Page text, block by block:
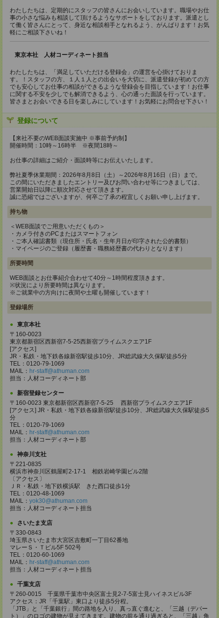
わたしたちは、定期的にスタッフの皆さんにお会いしています。職場やお仕
事の小さな悩みも相談して頂けるようなサポートをしております。派遣とし
て働く皆さんにとって、身近な相談相手となれるよう、がんばります！お気
軽にご相談下さいね！
東京本社 人材コーディネート担当
わたしたちは、「満足していただける登録会」の運営を心掛けておりま
す。！スタッフの方、１人１人との出会いを大切に、派遣登録が初めての方
でも安心してお仕事の相談ができるような登録会を目指しています！お仕事
に関する不安を少しでも解消できるよう、心の通った面談を行っています。
皆さまとお会いできる日を楽しみにしています！お気軽にお問合せ下さい！
登録について
【来社不要のWEB面談実施中 ※事前予約制】
開催時間：10時～16時半 ※夜間18時～
お仕事の詳細はご紹介・面談時等にお伝えいたします。
弊社夏季休業期間：2026年8月8日（土）～2026年8月16日（日）まで。
この間にいただきましたエントリー及びお問い合わせ等につきましては、
営業開始日以降に順次対応させて頂きます。
誠に恐縮ではございますが、何卒ご了承の程宜しくお願い申し上げます。
持ち物
＜WEB面談でご用意いただくもの＞
・カメラ付きのPCまたはスマートフォン
・ご本人確認書類（現住所・氏名・生年月日が印字された公的書類）
・マイページのご登録（履歴書・職務経歴書の代わりとなります）
所要時間
WEB面談とお仕事紹介合わせて40分～1時間程度頂きます。
※状況により所要時間は異なります。
※ご就業中の方向けに夜間や土曜も開催しています！
登録場所
東京本社
〒160-0023
東京都新宿区西新宿7-5-25西新宿プライムスクエア1F
[アクセス]
JR・私鉄・地下鉄各線新宿駅徒歩10分、JR総武線大久保駅徒歩5分
TEL：0120-79-1069
MAIL： hr-staff@athuman.com
担当：人材コーディネート部
新宿登録センター
〒160-0023 東京都新宿区西新宿7-5-25 西新宿プライムスクエア1F
[アクセス] JR・私鉄・地下鉄各線新宿駅徒歩10分、JR総武線大久保駅徒歩5
分
TEL：0120-79-1069
MAIL： hr-staff@athuman.com
担当：人材コーディネート部
神奈川支社
〒221-0835
横浜市神奈川区鶴屋町2-17-1 相鉄岩崎学園ビル2階
〔アクセス〕
ＪＲ・私鉄・地下鉄横浜駅 きた西口徒歩1分
TEL：0120-48-1069
MAIL： yok30@athuman.com
担当：人材コーディネート担当
さいたま支店
〒330-0843
埼玉県さいたま市大宮区吉敷町一丁目62番地
マレーＳ・Ｔビル5F 502号
TEL：0120-60-1069
MAIL： hr-staff@athuman.com
担当：人材コーディネート担当
千葉支店
〒260-0015 千葉県千葉市中央区富士見2-7-5富士見ハイネスビル3F
アクセス：JR「千葉駅」東口より徒歩5分程。
「JTB」と「千葉銀行」間の路地を入り、真っ直ぐ進むと、「三越（デパー
ト）」のロゴの建物が見えてきます。建物の前を通り過ぎると、「三越」角